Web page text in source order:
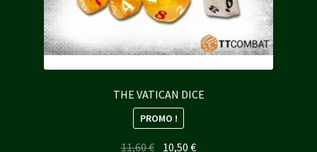
THE VATICAN DICE
PROMO !
11,60€ Le10,50€Le